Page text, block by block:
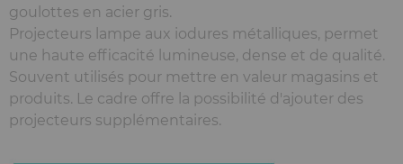
goulottes en acier gris.
Projecteurs lampe aux iodures métalliques, permet
une haute efficacité lumineuse, dense et de qualité.
Souvent utilisés pour mettre en valeur magasins et
produits. Le cadre offre la possibilité d'ajouter des
projecteurs supplémentaires.